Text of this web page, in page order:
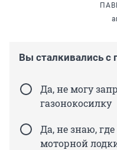
Вы сталкивались с
Да, не могу
газонокосилку
Да, не знаю,
моторной